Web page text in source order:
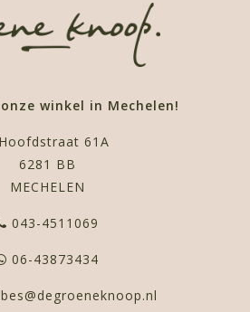
winkel in Mechelen!
Hoofdstraat 61A
6281 BB
MECHELEN
043-4511069
06-43873434